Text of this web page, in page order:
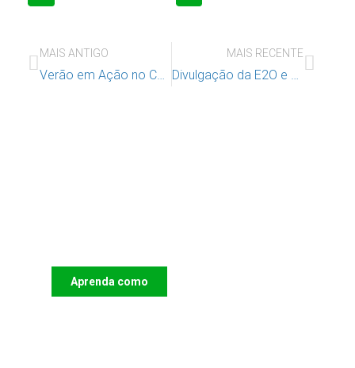
MAIS ANTIGO MAIS RECENTE
Aprenda como